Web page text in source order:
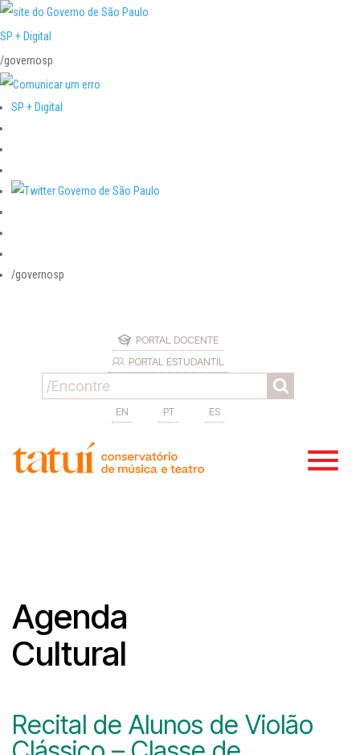
SP + Digital
/governosp
SP + Digital
/governosp
PORTAL DOCENTE
PORTAL ESTUDANTIL
EN PT ES
Agenda
Cultural
Recital de Alunos de Violão